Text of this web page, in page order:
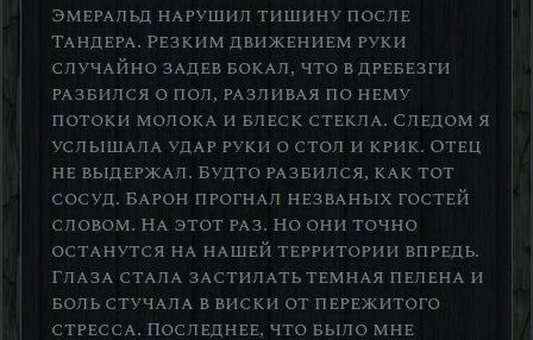
Эмеральд нарушил тишину после
Тандера. Резким движением руки
случайно задев бокал, что в дребезги
разбился о пол, разливая по нему
потоки молока и блеск стекла. Следом я
услышала удар руки о стол и крик. Отец
не выдержал. Будто разбился, как тот
сосуд. Барон прогнал незваных гостей
словом. На этот раз. Но они точно
останутся на нашей территории впредь.
Глаза стала застилать темная пелена и
боль стучала в виски от пережитого
стресса. Последнее, что было мне